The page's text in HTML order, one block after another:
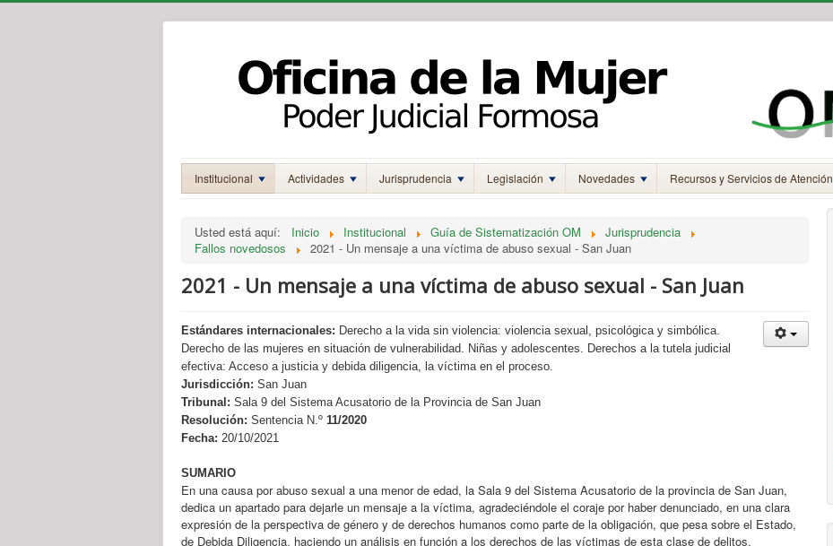
Institucional Actividades Jurisprudencia Legislación Novedades Recursos y Servicios de Atención
Usted está aquí: Inicio Institucional Guía de Sistematización OM
Jurisprudencia
Fallos novedosos
2021 - Un mensaje a una víctima de abuso sexual - San Juan
2021 - Un mensaje a una víctima de abuso sexual - San Juan
Estándares internacionales: Derecho a la vida sin violencia: violencia sexual, psicológica y simbólica.
Derecho de las mujeres en situación de vulnerabilidad. Niñas y adolescentes. Derechos a la tutela judicial
efectiva: Acceso a justicia y debida diligencia, la víctima en el proceso.
Jurisdicción: San Juan
Tribunal: Sala 9 del Sistema Acusatorio de la Provincia de San Juan
Resolución: Sentencia N.º 11/2020
Fecha: 20/10/2021
SUMARIO
En una causa por abuso sexual a una menor de edad, la Sala 9 del Sistema Acusatorio de la provincia de San Juan,
dedica un apartado para dejarle un mensaje a la víctima, agradeciéndole el coraje por haber denunciado, en una clara
expresión de la perspectiva de género y de derechos humanos como parte de la obligación, que pesa sobre el Estado,
de Debida Diligencia, haciendo un análisis en función a los derechos de las víctimas de esta clase de delitos,